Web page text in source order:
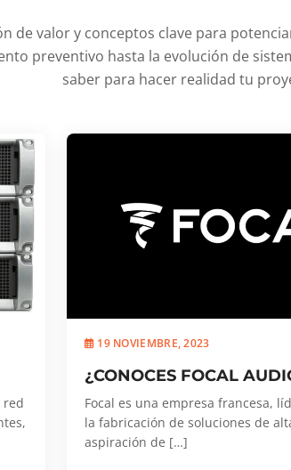
de valor y conceptos clave para
preventivo hasta la evolución de
saber para hacer realidad tu
red
19 NOVIEMBRE, 2023
¿CONOCES FOCAL
Focal es una empresa francesa,
la fabricación de soluciones de
aspiración de […]